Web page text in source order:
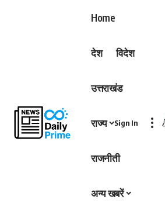
Home
देश विदेश
उत्तराखंड
राज्य
राजनीती
अन्य खबरें
Sign In